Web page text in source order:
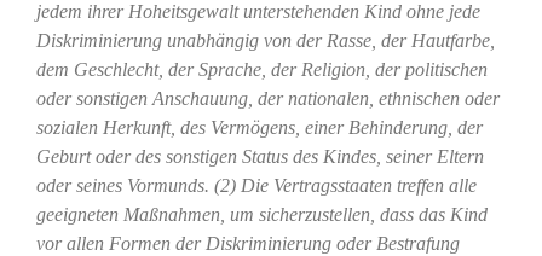
jedem ihrer Hoheitsgewalt unterstehenden Kind ohne jede
Diskriminierung unabhängig von der Rasse, der Hautfarbe,
dem Geschlecht, der Sprache, der Religion, der politischen
oder sonstigen Anschauung, der nationalen, ethnischen oder
sozialen Herkunft, des Vermögens, einer Behinderung, der
Geburt oder des sonstigen Status des Kindes, seiner Eltern
oder seines Vormunds. (2) Die Vertragsstaaten treffen alle
geeigneten Maßnahmen, um sicherzustellen, dass das Kind
vor allen Formen der Diskriminierung oder Bestrafung